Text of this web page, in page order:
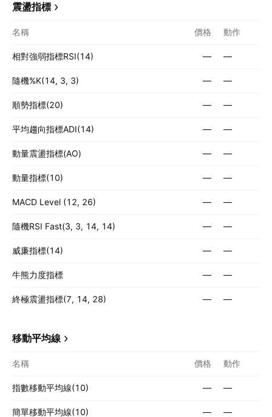
震盪指標
名稱 價格 動作
相對強弱指標RSI(14) — —
隨機%K(14, 3, 3) — —
順勢指標(20) — —
平均趨向指標ADI(14) — —
動量震盪指標(AO) — —
動量指標(10) — —
MACD Level (12, 26) — —
隨機RSI Fast(3, 3, 14, 14) — —
威廉指標(14) — —
牛熊力度指標 — —
終極震盪指標(7, 14, 28) — —
移動平均線
名稱 價格 動作
指數移動平均線(10) — —
簡單移動平均線(10) — —